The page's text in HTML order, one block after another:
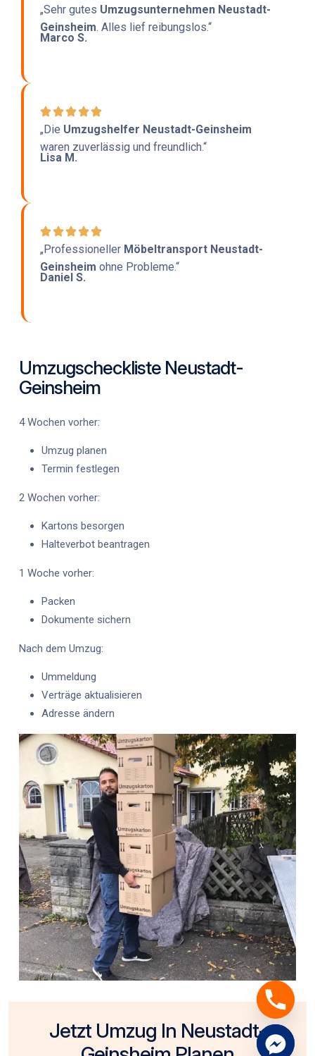
„Sehr gutes Umzugsunternehmen Neustadt-
Geinsheim. Alles lief reibungslos.“
Marco S.
„Die Umzugshelfer Neustadt-Geinsheim
waren zuverlässig und freundlich.“
Lisa M.
„Professioneller Möbeltransport Neustadt-
Geinsheim ohne Probleme.“
Daniel S.
Umzugscheckliste Neustadt-
Geinsheim
4 Wochen vorher:
Umzug planen
Termin festlegen
2 Wochen vorher:
Kartons besorgen
Halteverbot beantragen
1 Woche vorher:
Packen
Dokumente sichern
Nach dem Umzug:
Ummeldung
Verträge aktualisieren
Adresse ändern
Jetzt Umzug In Neustadt-